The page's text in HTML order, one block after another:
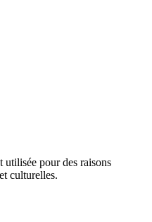
pour des raisons
culturelles.